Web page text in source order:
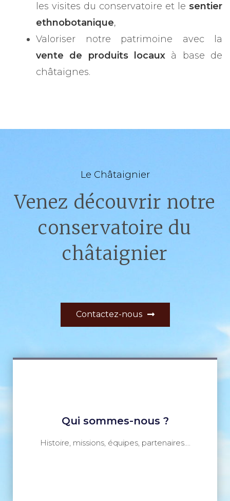
les visites du conservatoire et le sentier
ethnobotanique,
Valoriser notre patrimoine avec la
vente de produits locaux à base de
châtaignes.
Le Châtaignier
Venez découvrir notre
conservatoire du
châtaignier
Contactez-nous
Qui sommes-nous ?
Histoire, missions, équipes, partenaires....